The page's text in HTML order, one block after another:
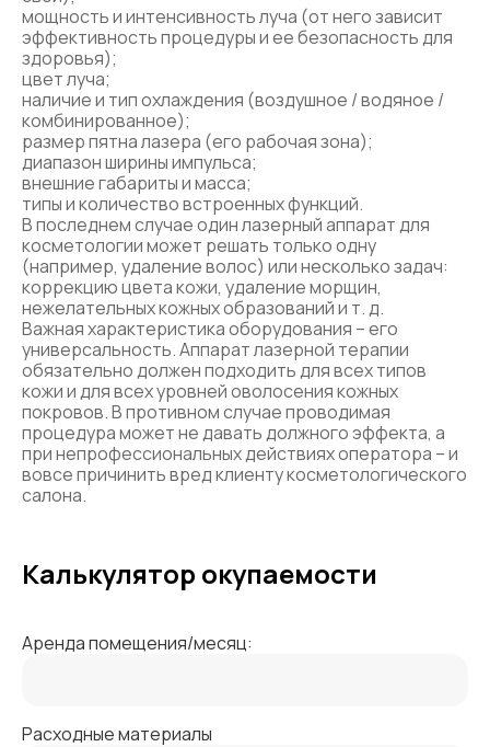
мощность и интенсивность луча (от него зависит
эффективность процедуры и ее безопасность для
здоровья);
цвет луча;
наличие и тип охлаждения (воздушное / водяное /
комбинированное);
размер пятна лазера (его рабочая зона);
диапазон ширины импульса;
внешние габариты и масса;
типы и количество встроенных функций.
В последнем случае один лазерный аппарат для
косметологии может решать только одну
(например, удаление волос) или несколько задач:
коррекцию цвета кожи, удаление морщин,
нежелательных кожных образований и т. д.
Важная характеристика оборудования – его
универсальность. Аппарат лазерной терапии
обязательно должен подходить для всех типов
кожи и для всех уровней оволосения кожных
покровов. В противном случае проводимая
процедура может не давать должного эффекта, а
при непрофессиональных действиях оператора – и
вовсе причинить вред клиенту косметологического
салона.
Калькулятор окупаемости
Аренда помещения/месяц:
Расходные материалы